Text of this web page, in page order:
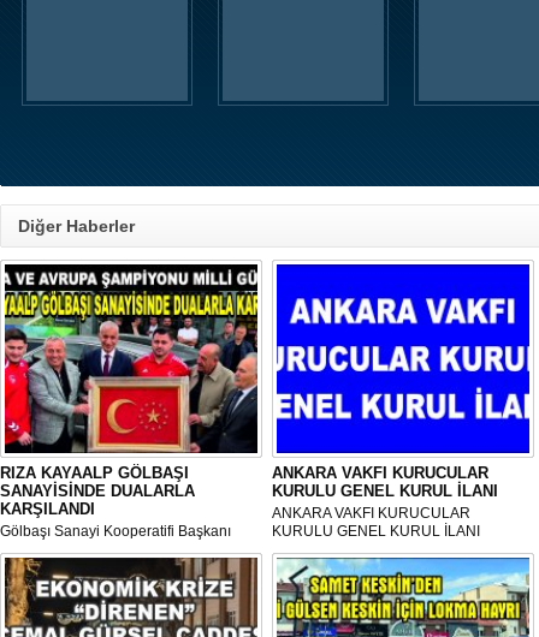
Diğer Haberler
RIZA KAYAALP GÖLBAŞI
SANAYİSİNDE DUALARLA
KARŞILANDI
Gölbaşı Sanayi Kooperatifi Başkanı
Mehmet Aktay öncülüğünde, sanayi
esnafı adına düzenlenen anlamlı anma
programı Sanayi Camii’nde yoğun
katılımla gerçekleştirildi.
ANKARA VAKFI KURUCULAR
KURULU GENEL KURUL İLANI
ANKARA VAKFI KURUCULAR
KURULU GENEL KURUL İLANI